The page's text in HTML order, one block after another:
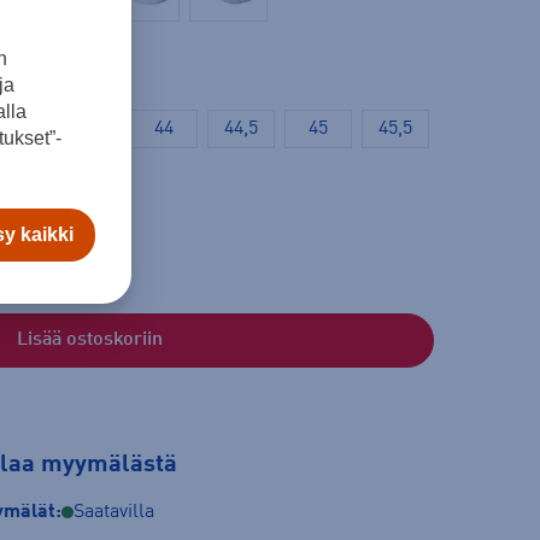
43 44 44,5 45 45,5
Lisää ostoskoriin
myymälästä
Saatavilla
kaikki